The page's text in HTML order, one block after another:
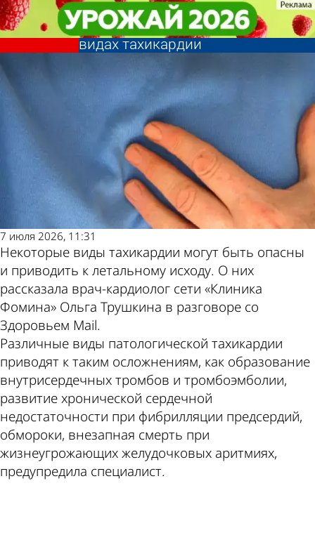
Кардиолог рассказала о
приводящих к смерти опасных
видах тахикардии
В стране и
мире
7 июля 2026, 11:31
Некоторые виды тахикардии могут быть опасны
и приводить к летальному исходу. О них
рассказала врач-кардиолог сети «Клиника
Фомина» Ольга Трушкина в разговоре со
Здоровьем Mail.
Различные виды патологической тахикардии
приводят к таким осложнениям, как образование
внутрисердечных тромбов и тромбоэмболии,
развитие хронической сердечной
недостаточности при фибрилляции предсердий,
обмороки, внезапная смерть при
жизнеугрожающих желудочковых аритмиях,
предупредила специалист.
Кардиолог рассказала о
приводящих к смерти опасных
видах тахикардии
В стране и
мире
Другие новости
по теме
Погода и курсы
валют в Пензе